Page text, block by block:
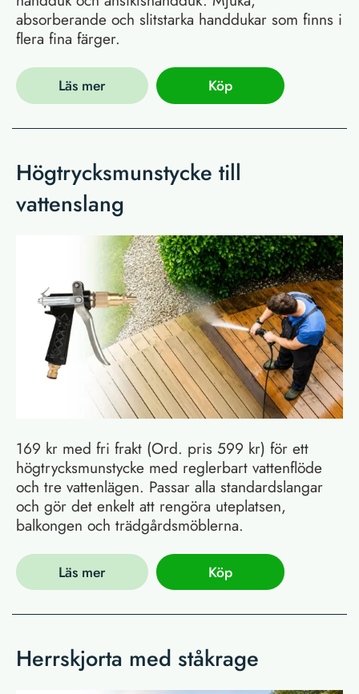
absorberande och slitstarka handdukar som finns i
flera fina färger.
Läs mer Köp
Högtrycksmunstycke till
vattenslang
169 kr med fri frakt (Ord. pris 599 kr) för ett
högtrycksmunstycke med reglerbart vattenflöde
och tre vattenlägen. Passar alla standardslangar
och gör det enkelt att rengöra uteplatsen,
balkongen och trädgårdsmöblerna.
Läs mer Köp
Herrskjorta med ståkrage